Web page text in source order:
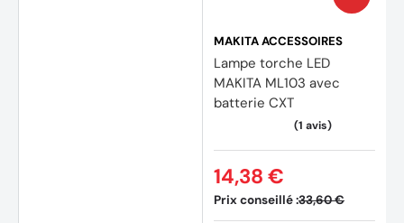
MAKITA ACCESSOIRES
Lampe torche LED
MAKITA ML103 avec
batterie CXT
Prix conseillé :33,60 €
14,38 €